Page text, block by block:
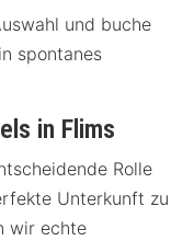
und buche
spontanes
in Flims
Rolle
Unterkunft zu
wir echte